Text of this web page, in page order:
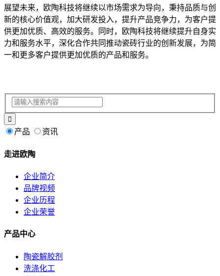
展望未来，欧陶科技将继续以市场需求为导向，秉持品质与创
新的核心价值观，加大研发投入，提升产品竞争力，为客户提
供更加优质、高效的服务。同时，欧陶科技将继续提升自身实
力和服务水平，深化合作共同推动瓷砖行业的创新发展，为简
一和更多客户提供更加优质的产品和服务。
产品 资讯
走进欧陶
企业简介
品牌视频
企业历程
企业荣誉
产品中心
陶瓷解胶剂
洗涤化工